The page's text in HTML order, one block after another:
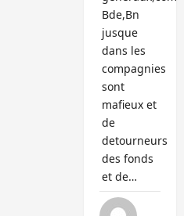
Bde,Bn
jusque
dans les
compagnies
sont
mafieux et
de
detourneurs
des fonds
et de…